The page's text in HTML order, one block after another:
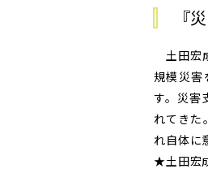
『
土田宏
規模災害
す。災害
れてきた
れ自体に
★土田宏